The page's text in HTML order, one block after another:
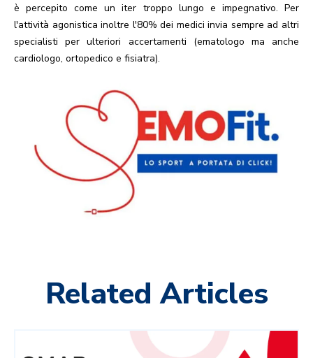
è percepito come un iter troppo lungo e impegnativo. Per
l'attività agonistica inoltre l'80% dei medici invia sempre ad altri
specialisti per ulteriori accertamenti (ematologo ma anche
cardiologo, ortopedico e fisiatra).
Related Articles